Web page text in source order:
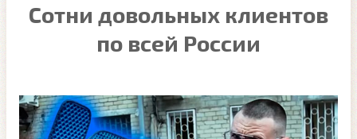
Сотни довольных клиентов
по всей России